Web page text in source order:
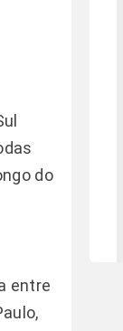
do
entre